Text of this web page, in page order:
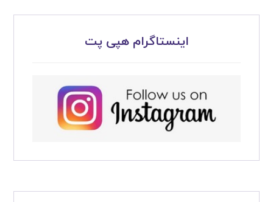
اینستاگرام هپی پت